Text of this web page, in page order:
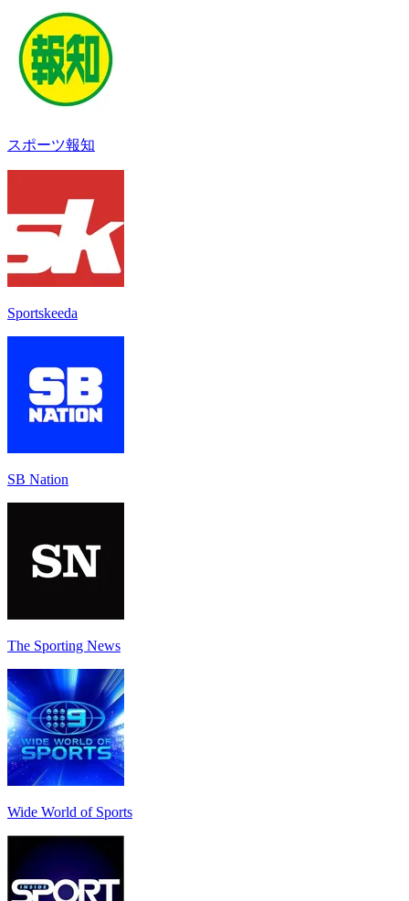
スポーツ報知
Sportskeeda
SB Nation
The Sporting News
Wide World of Sports